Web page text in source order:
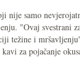
nije samo
"Ovaj svestrani
težine i
za pojačanje